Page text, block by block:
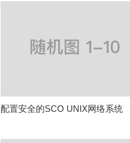
配置安全的SCO UNIX网络系统